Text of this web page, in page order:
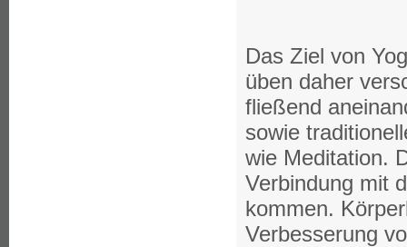
Das Ziel von
üben daher
fließend
sowie
wie Meditation.
Verbindung mit
kommen.
Verbesserung